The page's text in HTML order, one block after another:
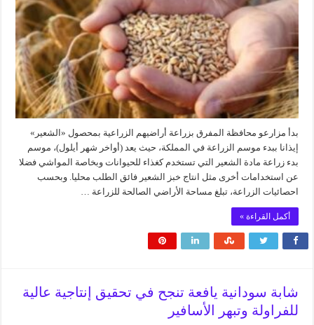
بدأ مزارعو محافظة المفرق بزراعة أراضيهم الزراعية بمحصول «الشعير»
إيذانا ببدء موسم الزراعة في المملكة، حيث يعد (أواخر شهر أيلول)، موسم
بدء زراعة مادة الشعير التي تستخدم كغذاء للحيوانات وبخاصة المواشي فضلا
عن استخدامات أخرى مثل انتاج خبز الشعير فائق الطلب محليا. وبحسب
احصائيات الزراعة، تبلغ مساحة الأراضي الصالحة للزراعة …
أكمل القراءة »
شابة سودانية يافعة تنجح في تحقيق إنتاجية عالية
للفراولة وتبهر الأسافير